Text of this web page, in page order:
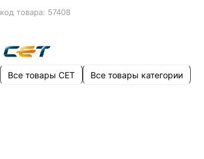
код товара: 57408
Все товары CET Все товары категории